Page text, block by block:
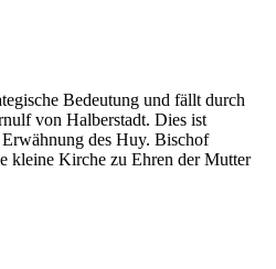
Bedeutung und fällt durch
von Halberstadt. Dies ist
des Huy. Bischof
kleine Kirche zu Ehren der Mutter